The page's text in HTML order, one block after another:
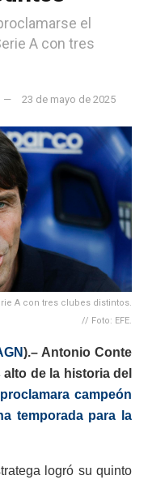
el
A con tres
23 de mayo de 2025
A con tres clubes distintos.
// Foto: EFE.
).– Antonio Conte
de la historia del
campeón
temporada para la
logró su quinto